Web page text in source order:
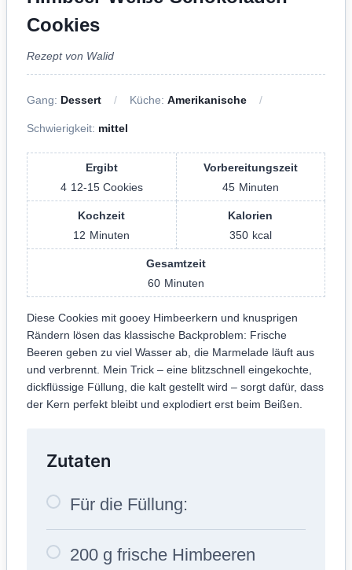
Cookies
Rezept von Walid
Gang: Dessert Küche: Amerikanische
Schwierigkeit: mittel
Ergibt
4 12-15 Cookies
Vorbereitungszeit
45 Minuten
Kochzeit
12 Minuten
Kalorien
350 kcal
Gesamtzeit
60 Minuten
Diese Cookies mit gooey Himbeerkern und knusprigen
Rändern lösen das klassische Backproblem: Frische
Beeren geben zu viel Wasser ab, die Marmelade läuft aus
und verbrennt. Mein Trick – eine blitzschnell eingekochte,
dickflüssige Füllung, die kalt gestellt wird – sorgt dafür, dass
der Kern perfekt bleibt und explodiert erst beim Beißen.
Zutaten
Für die Füllung:
200 g frische Himbeeren